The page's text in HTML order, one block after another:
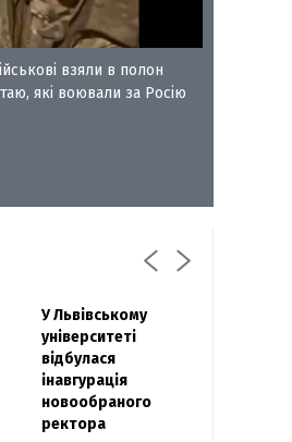
взяли в полон
які воювали за Росію
Павло Дак
«Час не лікує, лише
притуплює біль»:
сестра загиблого
під Бахмутом Воїна
з Буковини
Захисник
"Азовсталі" Діанов
вдруге одружився
та показав фото з
весілля
У Львівському
університеті
відбулася
інавгурація
новообраного
ректора